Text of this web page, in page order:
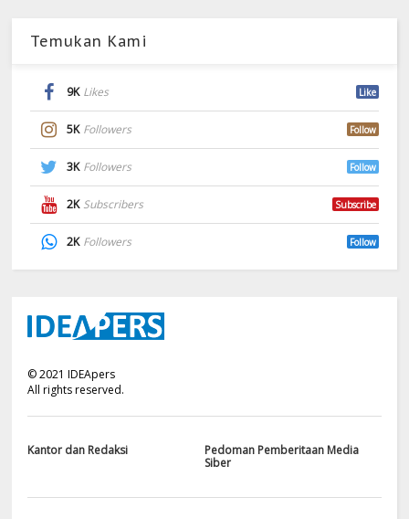
Temukan Kami
9K Likes Like
5K Followers Follow
3K Followers Follow
2K Subscribers Subscribe
2K Followers Follow
©2021 IDEApers
All rights reserved.
Kantor dan Redaksi
Pedoman Pemberitaan Media
Siber